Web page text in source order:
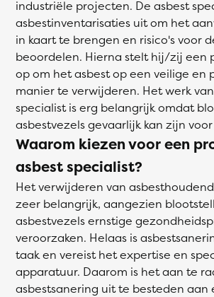
industriële projecten. De asbest
asbestinventarisaties uit om het
in kaart te brengen en risico's voor
beoordelen. Hierna stelt hij/zij een
op om het asbest op een veilige en
manier te verwijderen. Het werk
specialist is erg belangrijk omdat
asbestvezels gevaarlijk kan zijn
Waarom kiezen voor een
asbest specialist?
Het verwijderen van
zeer belangrijk, aangezien
asbestvezels ernstige
veroorzaken. Helaas is
taak en vereist het expertise en
apparatuur. Daarom is het aan te
asbestsanering uit te besteden aan